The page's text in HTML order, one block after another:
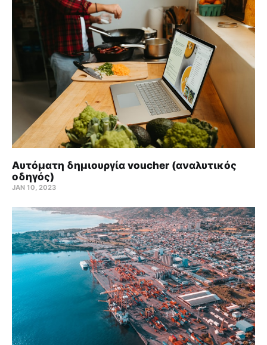
Αυτόματη δημιουργία voucher (αναλυτικός
οδηγός)
JAN 10, 2023